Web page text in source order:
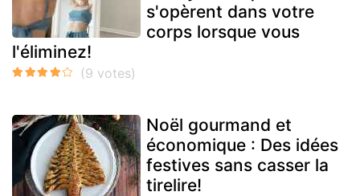
s'opèrent dans votre
corps lorsque vous
l'éliminez!
Noël gourmand et
économique : Des idées
festives sans casser la
tirelire!